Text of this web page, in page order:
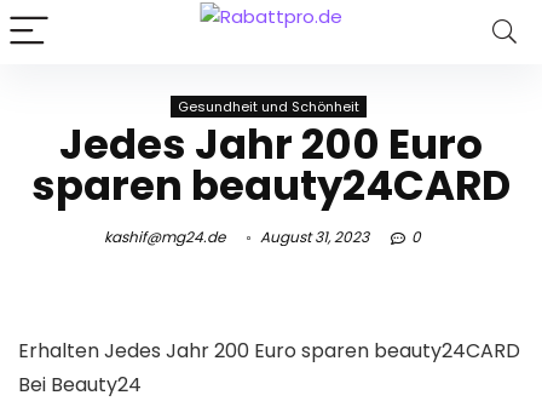
Gesundheit und Schönheit
Jedes Jahr 200 Euro
sparen beauty24CARD
kashif@mg24.de August 31, 2023 0
Erhalten Jedes Jahr 200 Euro sparen beauty24CARD
Bei Beauty24